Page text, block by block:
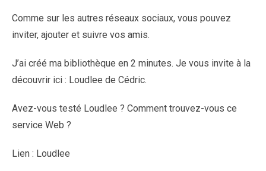
Comme sur les autres réseaux sociaux, vous pouvez
inviter, ajouter et suivre vos amis.
J’ai créé ma bibliothèque en 2 minutes. Je vous invite à la
découvrir ici : Loudlee de Cédric.
Avez-vous testé Loudlee ? Comment trouvez-vous ce
service Web ?
Lien : Loudlee